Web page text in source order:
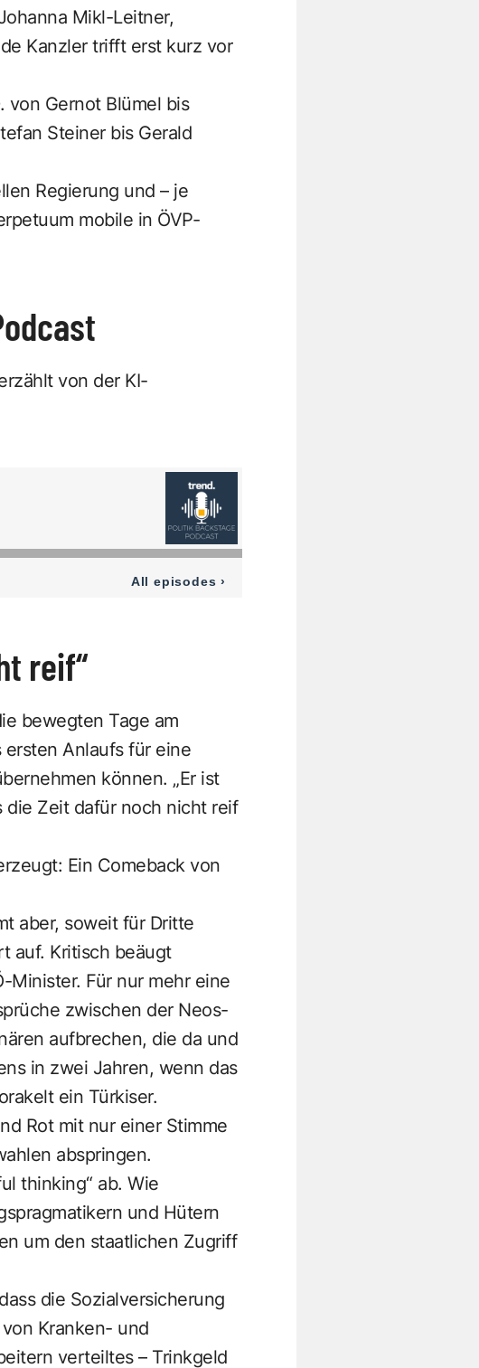
Mikl-Leitner,
Kanzler trifft erst kurz vor
von Gernot Blümel bis
Steiner bis Gerald
Regierung und – je
mobile in ÖVP-
von der KI-
reif“
bewegten Tage am
ersten Anlaufs für eine
können. „Er ist
die Zeit dafür noch nicht reif
Ein Comeback von
aber, soweit für Dritte
auf. Kritisch beäugt
Minister. Für nur mehr eine
zwischen der Neos-
aufbrechen, die da und
in zwei Jahren, wenn das
ein Türkiser.
Rot mit nur einer Stimme
abspringen.
thinking“ ab. Wie
und Hütern
um den staatlichen Zugriff
die Sozialversicherung
Kranken- und
verteiltes – Trinkgeld